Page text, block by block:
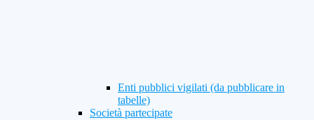
Enti pubblici vigilati (da pubblicare in
tabelle)
Società partecipate